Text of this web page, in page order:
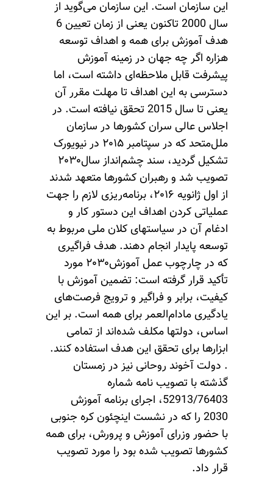
این سازمان است. این سازمان می‌گوید از
سال 2000 تاکنون یعنی از زمان تعیین 6
هدف آموزش برای همه و اهداف توسعه
هزاره اگر ‌چه جهان در زمینه آموزش
پیشرفت قابل ملاحظه‌ای داشته است، اما
دسترسی به این اهداف تا مهلت مقرر آن
یعنی تا سال 2015 تحقق نیافته است. در
اجلاس عالی‌ سران کشورها در سازمان
ملل‌متحد که در سپتامبر ۲۰۱۵ در نیویورک
تشکیل گردید، سند چشم‌انداز سال۲۰۳۰
تصویب شد و رهبران کشورها متعهد شدند
از اول ژانویه ۲۰۱۶، برنامه‌ریزی لازم را جهت
عملیاتی‌ کردن اهداف این دستور کار و
ادغام آن در سیاستهای کلان ملی مربوط به
توسعه پایدار انجام دهند. هدف فراگیری
که در چارچوب عمل آموزش۲۰۳۰ مورد
تأکید قرار گرفته است: تضمین آموزش با
کیفیت، برابر و فراگیر و ترویج فرصت‌های
یادگیری مادام‌العمر برای همه است. بر این
اساس، دولتها مکلف شده‌اند از تمامی
ابزارها برای تحقق این هدف استفاده کنند.
. دولت آخوند روحانی نیز در زمستان
گذشته با تصویب نامه شماره
52913/76403، اجرای برنامه آموزش
2030 را که در نشست اینچئون کره جنوبی
با حضور وزرای آموزش و پرورش، برای همه
کشورها تصویب شده بود را مورد تصویب
قرار داد.